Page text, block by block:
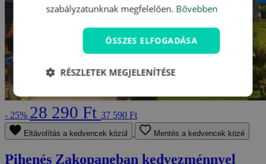
- 25% 28 290 Ft 37 590 Ft
Eltávolítás a kedvencek közül Mentés a kedvencek közé
Pihenés Zakopaneban kedvezménnyel
szabályzatunknak megfelelően. Bővebben
ÖSSZES ELFOGADÁSA
RÉSZLETEK MEGJELENÍTÉSE